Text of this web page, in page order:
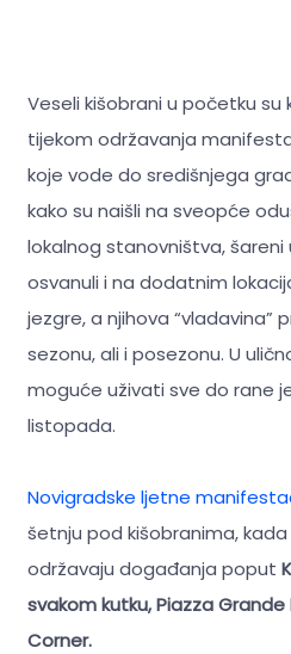
Veseli kišobrani u početku su
tijekom održavanja
koje vode do središnjega
kako su naišli na sveopće
lokalnog stanovništva, šareni
osvanuli i na dodatnim
jezgre, a njihova “vladavina”
sezonu, ali i posezonu. U
moguće uživati sve do rane
listopada.
Novigradske ljetne
šetnju pod kišobranima, kada
održavaju događanja poput
svakom kutku, Piazza Grande
Corner.